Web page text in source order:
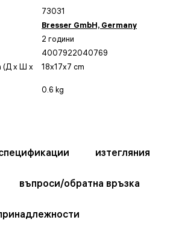
73031
Bresser GmbH, Germany
2 години
4007922040769
(Д x Ш x
18x17x7 cm
0.6 kg
изтегляния
въпроси/обратна връзка